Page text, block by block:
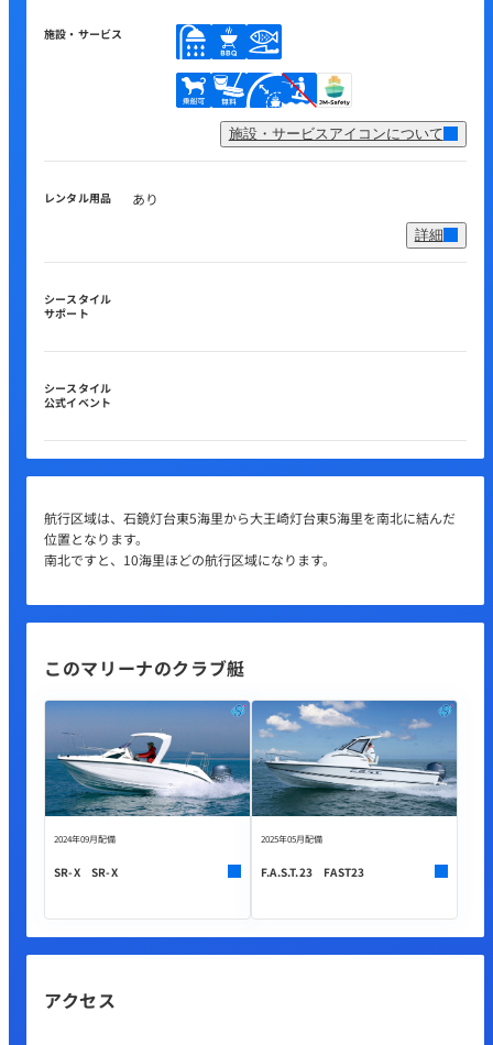
施設・サービス
施設・サービスアイコンについて
レンタル用品 あり
詳細
シースタイル
サポート
シースタイル
公式イベント
航行区域は、石鏡灯台東5海里から大王崎灯台東5海里を南北に結んだ
位置となります。
南北ですと、10海里ほどの航行区域になります。
このマリーナのクラブ艇
2024年09月配備
SR-X SR-X
2025年05月配備
F.A.S.T.23 FAST23
アクセス